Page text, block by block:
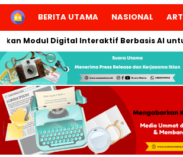
HOMEBERITA UTAMA NASIONAL
Digital Interaktif Berbasis AI untuk